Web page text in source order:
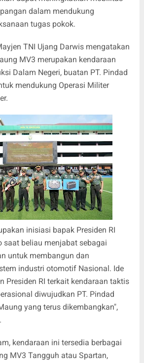
dalam mendukung
tugas pokok.
TNI Ujang Darwis mengatakan
MV3 merupakan kendaraan
Dalam Negeri, buatan PT. Pindad
mendukung Operasi Militer
inisiasi bapak Presiden RI
saat beliau menjabat sebagai
untuk membangun dan
industri otomotif Nasional. Ide
Presiden RI terkait kendaraan taktis
diwujudkan PT. Pindad
yang terus dikembangkan",
kendaraan ini tersedia berbagai
MV3 Tangguh atau Spartan,